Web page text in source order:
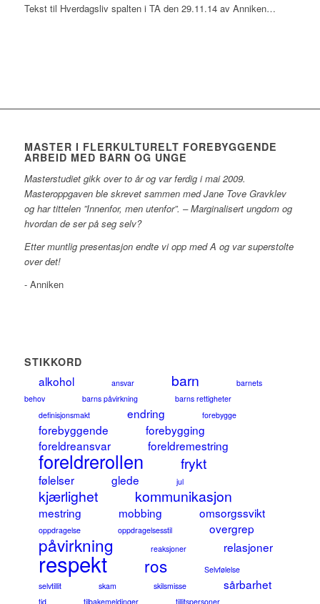
Tekst til Hverdagsliv spalten i TA den 29.11.14 av Anniken…
MASTER I FLERKULTURELT FOREBYGGENDE
ARBEID MED BARN OG UNGE
Masterstudiet gikk over to år og var ferdig i mai 2009.
Masteroppgaven ble skrevet sammen med Jane Tove Gravklev
og har tittelen ”Innenfor, men utenfor”. – Marginalisert ungdom og
hvordan de ser på seg selv?
Etter muntlig presentasjon endte vi opp med A og var superstolte
over det!
- Anniken
STIKKORD
alkohol ansvar barn
barnets
behov
barns påvirkning
barns rettigheter
definisjonsmakt
endring forebygge
forebyggende
forebygging
foreldreansvar
foreldremestring
foreldrerollen frykt
følelser glede jul
kjærlighet kommunikasjon
mestring mobbing omsorgssvikt
oppdragelse oppdragelsesstil overgrep
påvirkning reaksjoner relasjoner
respekt ros
Selvfølelse
selvtillit
skam skilsmisse sårbarhet
tid tilbakemeldinger tillitspersoner